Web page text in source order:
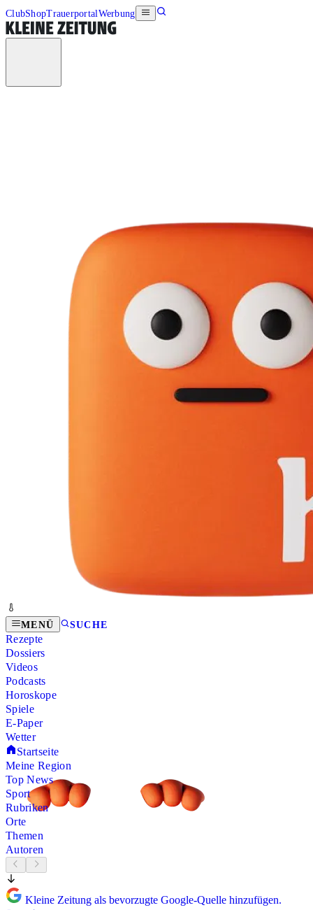
ClubShopTrauerportalWerbung
MENÜ SUCHE
Rezepte
Dossiers
Videos
Podcasts
Horoskope
Spiele
E-Paper
Wetter
Startseite
Meine Region
Top News
Sport
Rubriken
Orte
Themen
Autoren
Kleine Zeitung als bevorzugte Google-Quelle hinzufügen.